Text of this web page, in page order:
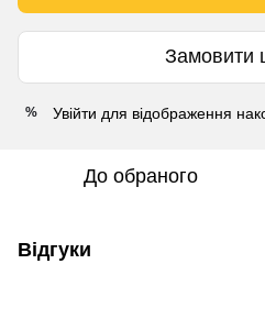
Замовити
% Увійти для відображення
До обраного
Відгуки